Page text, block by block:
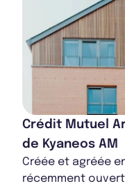
Crédit Mutuel
de Kyaneos AM
Créée et agréée
récemment